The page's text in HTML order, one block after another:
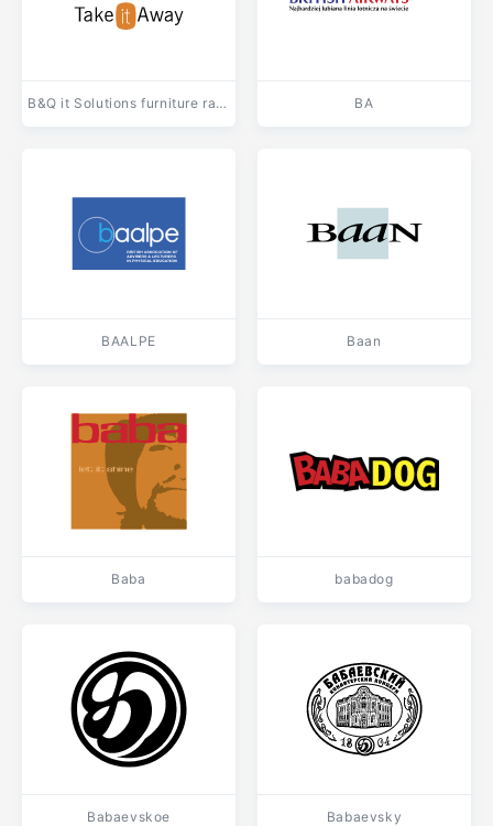
B&Q it Solutions furniture range BA
BAALPE Baan
Baba babadog
Babaevskoe Babaevsky